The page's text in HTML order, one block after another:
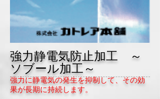
強力静電気防止加工 ～
ソブール加工～
強力に静電気の発生を抑制して、その効
果が長期に持続します。